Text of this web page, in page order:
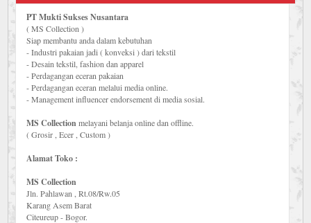
PT Mukti Sukses Nusantara
( MS Collection )
Siap membantu anda dalam kebutuhan
- Industri pakaian jadi ( konveksi ) dari tekstil
- Desain tekstil, fashion dan apparel
- Perdagangan eceran pakaian
- Perdagangan eceran melalui media online.
- Management influencer endorsement di media sosial.
MS Collectionmelayani belanja online dan offline.
( Grosir , Ecer , Custom )
Alamat Toko :
MS Collection
Jln. Pahlawan , Rt.08/Rw.05
Karang Asem Barat
Citeureup - Bogor.